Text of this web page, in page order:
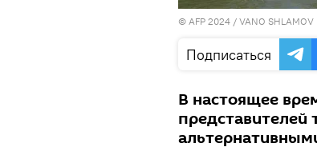
© AFP 2024 / VANO SHLAMOV
Подписаться
В настоящее
представителей